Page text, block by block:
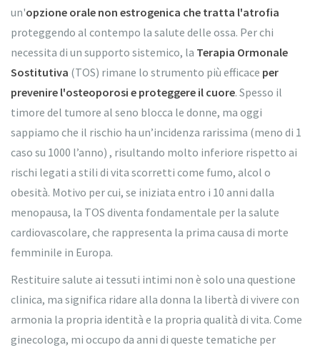
un'opzione orale non estrogenica che tratta l'atrofia
proteggendo al contempo la salute delle ossa. Per chi
necessita di un supporto sistemico, la Terapia Ormonale
Sostitutiva (TOS) rimane lo strumento più efficace per
prevenire l'osteoporosi e proteggere il cuore. Spesso il
timore del tumore al seno blocca le donne, ma oggi
sappiamo che il rischio ha un’incidenza rarissima (meno di 1
caso su 1000 l’anno) , risultando molto inferiore rispetto ai
rischi legati a stili di vita scorretti come fumo, alcol o
obesità. Motivo per cui, se iniziata entro i 10 anni dalla
menopausa, la TOS diventa fondamentale per la salute
cardiovascolare, che rappresenta la prima causa di morte
femminile in Europa.
Restituire salute ai tessuti intimi non è solo una questione
clinica, ma significa ridare alla donna la libertà di vivere con
armonia la propria identità e la propria qualità di vita. Come
ginecologa, mi occupo da anni di queste tematiche per